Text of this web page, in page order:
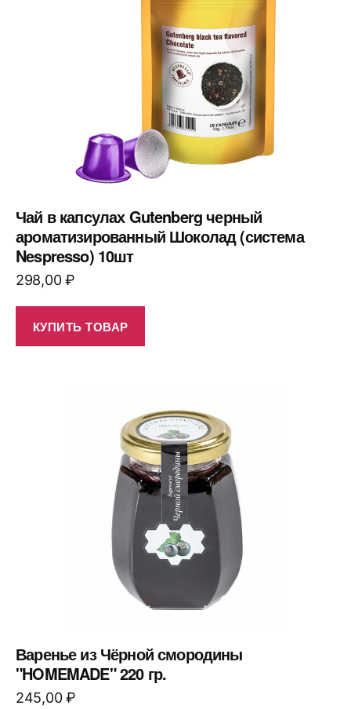
Чай в капсулах Gutenberg черный
ароматизированный Шоколад (система
Nespresso) 10шт
298,00₽
КУПИТЬ ТОВАР
Варенье из Чёрной смородины
"HOMEMADE" 220 гр.
245,00₽